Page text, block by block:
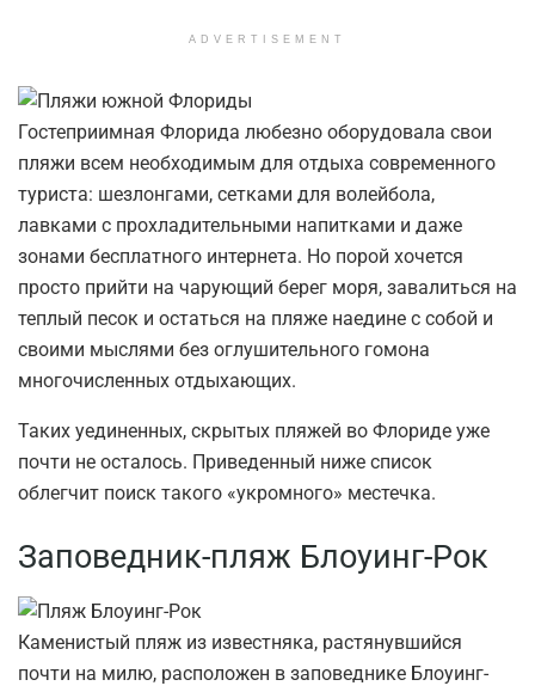
ADVERTISEMENT
Гостеприимная Флорида любезно оборудовала свои
пляжи всем необходимым для отдыха современного
туриста: шезлонгами, сетками для волейбола,
лавками с прохладительными напитками и даже
зонами бесплатного интернета. Но порой хочется
просто прийти на чарующий берег моря, завалиться на
теплый песок и остаться на пляже наедине с собой и
своими мыслями без оглушительного гомона
многочисленных отдыхающих.
Таких уединенных, скрытых пляжей во Флориде уже
почти не осталось. Приведенный ниже список
облегчит поиск такого «укромного» местечка.
Заповедник-пляж Блоуинг-Рок
Каменистый пляж из известняка, растянувшийся
почти на милю, расположен в заповеднике Блоуинг-